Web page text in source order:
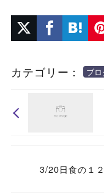
カテゴリー： ブ
3/20日食の１